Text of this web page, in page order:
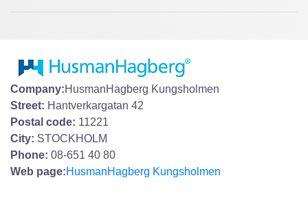
Company:HusmanHagberg Kungsholmen
Street: Hantverkargatan 42
Postal code: 11221
City: STOCKHOLM
Phone: 08-651 40 80
Web page:HusmanHagberg Kungsholmen